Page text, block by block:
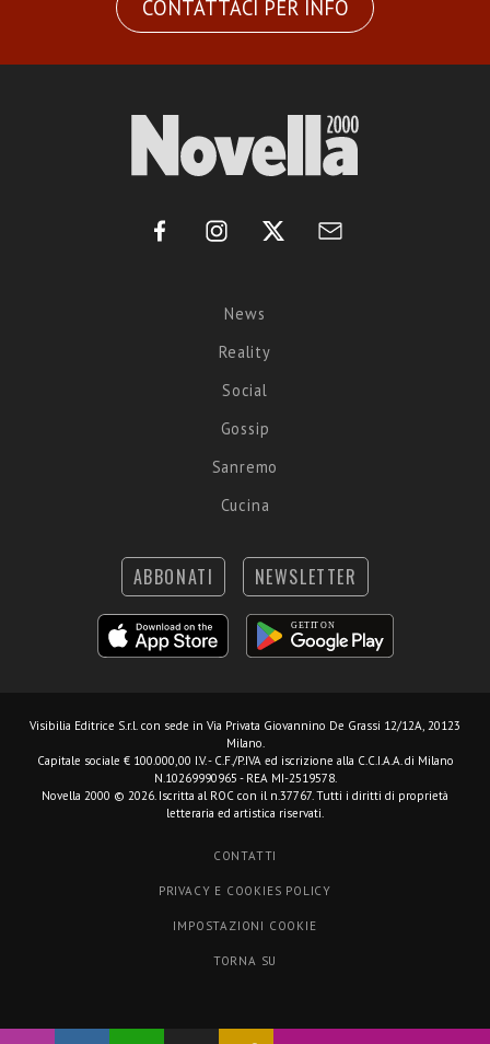
CONTATTACI PER INFO
News
Reality
Social
Gossip
Sanremo
Cucina
ABBONATI NEWSLETTER
Visibilia Editrice S.r.l. con sede in Via Privata Giovannino De Grassi 12/12A, 20123
Milano.
Capitale sociale € 100.000,00 I.V. - C.F./P.IVA ed iscrizione alla C.C.I.A.A. di Milano
N.10269990965 - REA MI-2519578.
Novella 2000 © 2026. Iscritta al ROC con il n.37767. Tutti i diritti di proprietà
letteraria ed artistica riservati.
CONTATTI
PRIVACY E COOKIES POLICY
IMPOSTAZIONI COOKIE
TORNA SU